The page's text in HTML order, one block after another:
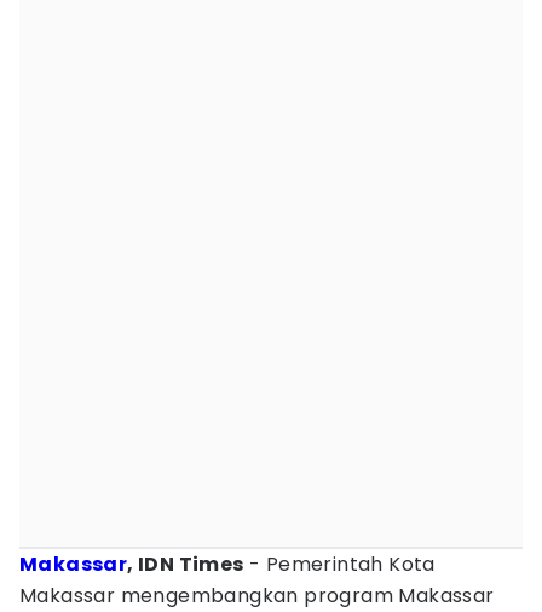
Makassar, IDN Times - Pemerintah Kota
Makassar mengembangkan program Makassar